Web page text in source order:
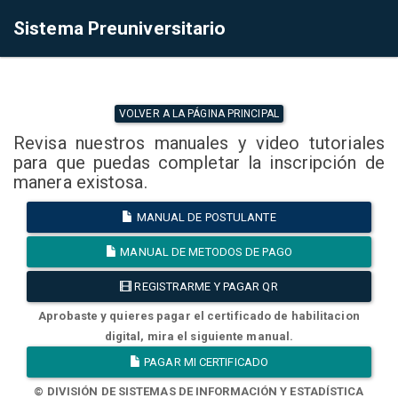
Sistema Preuniversitario
VOLVER A LA PÁGINA PRINCIPAL
Revisa nuestros manuales y video tutoriales
para que puedas completar la inscripción de
manera existosa.
MANUAL DE POSTULANTE
MANUAL DE METODOS DE PAGO
REGISTRARME Y PAGAR QR
Aprobaste y quieres pagar el certificado de habilitacion
digital, mira el siguiente manual.
PAGAR MI CERTIFICADO
© DIVISIÓN DE SISTEMAS DE INFORMACIÓN Y ESTADÍSTICA